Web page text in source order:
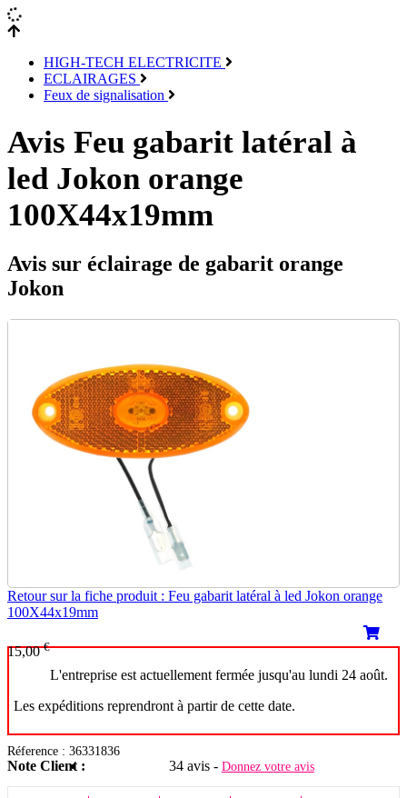
HIGH-TECH ELECTRICITE
ECLAIRAGES
Feux de signalisation
Avis Feu gabarit latéral à
led Jokon orange
100X44x19mm
Avis sur éclairage de gabarit orange
Jokon
Retour sur la fiche produit : Feu gabarit latéral à led Jokon orange
100X44x19mm
15,00€
L'entreprise est actuellement fermée jusqu'au lundi 24 août.
Les expéditions reprendront à partir de cette date.
Réference : 36331836
Note Client : 34 avis - Donnez votre avis